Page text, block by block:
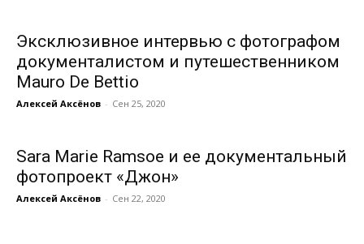
Эксклюзивное интервью с фотографом
документалистом и путешественником
Mauro De Bettio
Алексей Аксёнов - Сен 25, 2020
Sara Marie Ramsoe и ее документальный
фотопроект «Джон»
Алексей Аксёнов - Сен 22, 2020